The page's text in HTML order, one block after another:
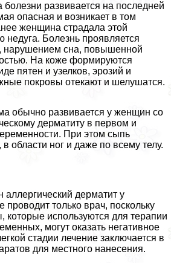
развивается на последней
опасная и возникает в том
женщина страдала этой
недуга. Болезнь проявляется
нарушением сна, повышенной
На коже формируются
пятен и узелков, эрозий и
покровы отекают и шелушатся.
обычно развивается у женщин со
дерматиту в первом и
При этом сыпь
в области ног и даже по всему телу.
аллергический дерматит у
только врач, поскольку
которые используются для терапии
могут оказать негативное
стадии лечение заключается в
для местного нанесения.